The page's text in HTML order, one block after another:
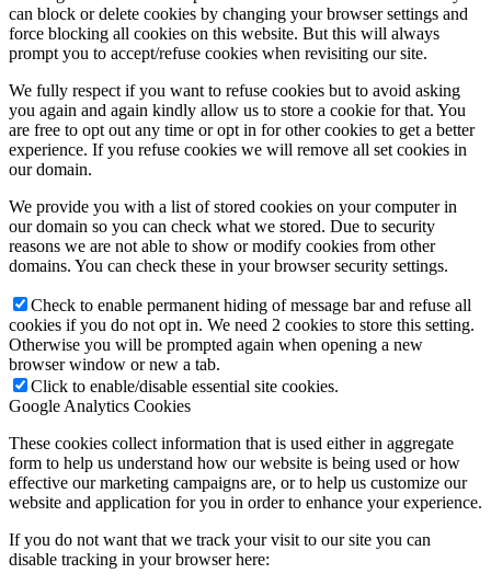
can block or delete cookies by changing your browser settings and
force blocking all cookies on this website. But this will always
prompt you to accept/refuse cookies when revisiting our site.
We fully respect if you want to refuse cookies but to avoid asking
you again and again kindly allow us to store a cookie for that. You
are free to opt out any time or opt in for other cookies to get a better
experience. If you refuse cookies we will remove all set cookies in
our domain.
We provide you with a list of stored cookies on your computer in
our domain so you can check what we stored. Due to security
reasons we are not able to show or modify cookies from other
domains. You can check these in your browser security settings.
Check to enable permanent hiding of message bar and refuse all
cookies if you do not opt in. We need 2 cookies to store this setting.
Otherwise you will be prompted again when opening a new
browser window or new a tab.
Click to enable/disable essential site cookies.
Google Analytics Cookies
These cookies collect information that is used either in aggregate
form to help us understand how our website is being used or how
effective our marketing campaigns are, or to help us customize our
website and application for you in order to enhance your experience.
If you do not want that we track your visit to our site you can
disable tracking in your browser here: